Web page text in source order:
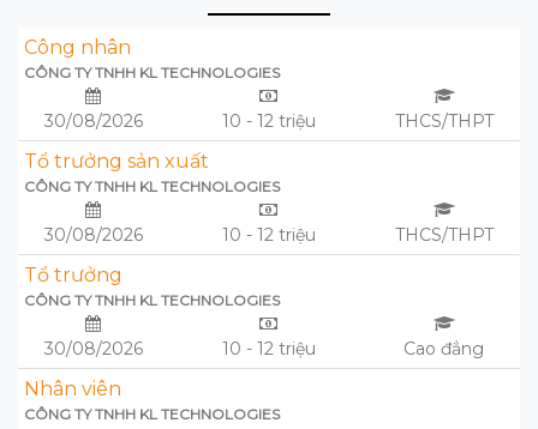
Công nhân
CÔNG TY TNHH KL TECHNOLOGIES
30/08/2026 10 - 12 triệu THCS/THPT
Tổ trưởng sản xuất
CÔNG TY TNHH KL TECHNOLOGIES
30/08/2026 10 - 12 triệu THCS/THPT
Tổ trưởng
CÔNG TY TNHH KL TECHNOLOGIES
30/08/2026 10 - 12 triệu Cao đẳng
Nhân viên
CÔNG TY TNHH KL TECHNOLOGIES